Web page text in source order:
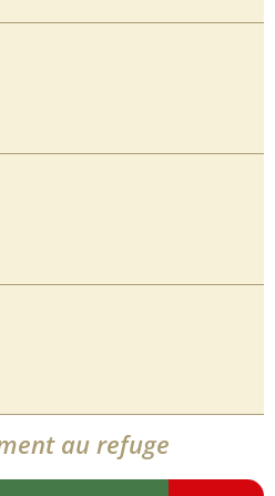
au refuge